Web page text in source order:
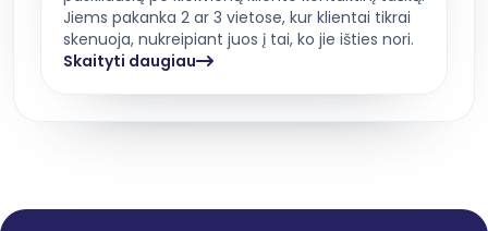
Jiems pakanka 2 ar 3 vietose, kur klientai tikrai
skenuoja, nukreipiant juos į tai, ko jie išties nori.
Skaityti daugiau